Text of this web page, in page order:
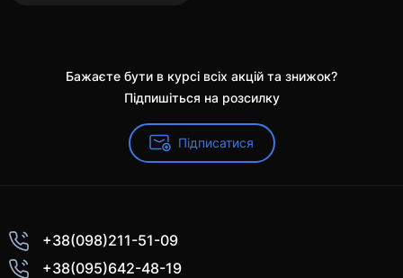
Бажаєте бути в курсі всіх акцій та знижок?
Підпишіться на розсилку
Підписатися
+38(098)211-51-09
+38(095)642-48-19